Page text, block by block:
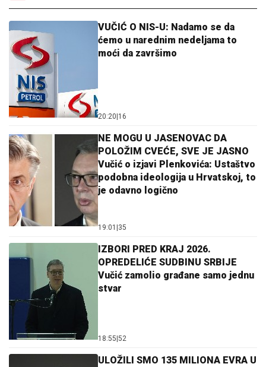
VUČIĆ O NIS-U: Nadamo se da
ćemo u narednim nedeljama to
moći da završimo
20:20 16
NE MOGU U JASENOVAC DA
POLOŽIM CVEĆE, SVE JE JASNO
Vučić o izjavi Plenkovića: Ustaštvo
podobna ideologija u Hrvatskoj, to
je odavno logično
19:01 35
IZBORI PRED KRAJ 2026.
OPREDELIĆE SUDBINU SRBIJE
Vučić zamolio građane samo jednu
stvar
18:55 52
ULOŽILI SMO 135 MILIONA EVRA U